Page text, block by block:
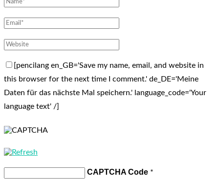
[pencilang en_GB='Save my name, email, and website in
this browser for the next time I comment.' de_DE='Meine
Daten für das nächste Mal speichern.' language_code='Your
language text' /]
CAPTCHA Code *